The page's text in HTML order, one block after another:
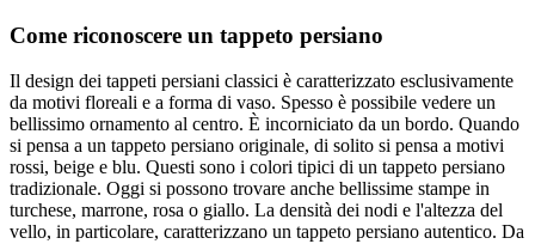
Come riconoscere un tappeto persiano
Il design dei tappeti persiani classici è caratterizzato esclusivamente
da motivi floreali e a forma di vaso. Spesso è possibile vedere un
bellissimo ornamento al centro. È incorniciato da un bordo. Quando
si pensa a un tappeto persiano originale, di solito si pensa a motivi
rossi, beige e blu. Questi sono i colori tipici di un tappeto persiano
tradizionale. Oggi si possono trovare anche bellissime stampe in
turchese, marrone, rosa o giallo. La densità dei nodi e l'altezza del
vello, in particolare, caratterizzano un tappeto persiano autentico. Da